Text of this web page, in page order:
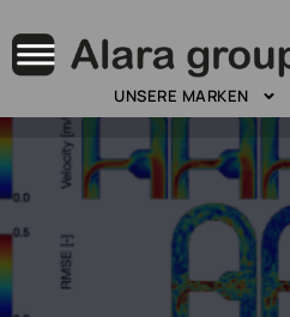
UNSERE MARKEN